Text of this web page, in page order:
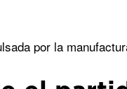
por la